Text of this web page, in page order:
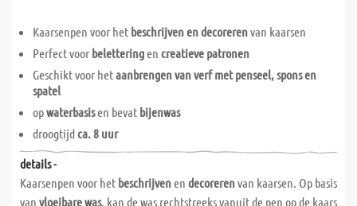
Kaarsenpen voor het beschrijven en decorerenvan kaarsen
Perfect voor beletteringen creatieve patronen
Geschikt voor hetaanbrengen van verf met penseel, spons en
spatel
opwaterbasisen bevat bijenwas
droogtijdca. 8 uur
details -
Kaarsenpen voor het beschrijvenen decorerenvan kaarsen. Op basis
van vloeibare was, kan de was rechtstreeks vanuit de pen op de kaars